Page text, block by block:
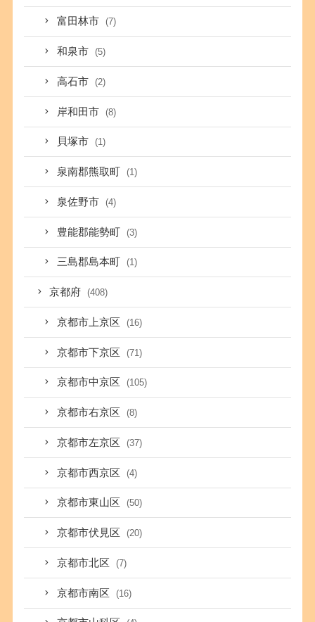
富田林市 (7)
和泉市 (5)
高石市 (2)
岸和田市 (8)
貝塚市 (1)
泉南郡熊取町 (1)
泉佐野市 (4)
豊能郡能勢町 (3)
三島郡島本町 (1)
京都府 (408)
京都市上京区 (16)
京都市下京区 (71)
京都市中京区 (105)
京都市右京区 (8)
京都市左京区 (37)
京都市西京区 (4)
京都市東山区 (50)
京都市伏見区 (20)
京都市北区 (7)
京都市南区 (16)